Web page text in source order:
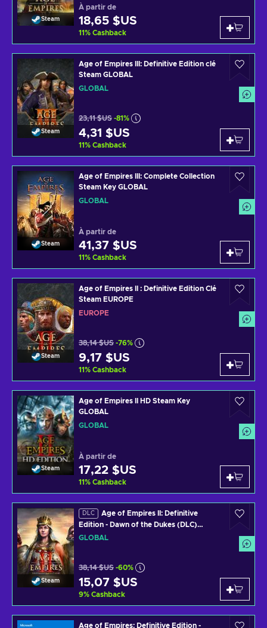
Steam
À partir de
18,65 $US
11% Cashback
Steam
Age of Empires III: Definitive Edition clé
Steam GLOBAL
GLOBAL
23,11 $US -81%
4,31 $US
11% Cashback
Steam
Age of Empires III: Complete Collection
Steam Key GLOBAL
GLOBAL
À partir de
41,37 $US
11% Cashback
Steam
Age of Empires II : Definitive Edition Clé
Steam EUROPE
EUROPE
38,14 $US -76%
9,17 $US
11% Cashback
Steam
Age of Empires II HD Steam Key
GLOBAL
GLOBAL
À partir de
17,22 $US
11% Cashback
Steam
DLC
Age of Empires II: Definitive
Edition - Dawn of the Dukes (DLC)
Steam Key GLOBAL
GLOBAL
38,14 $US -60%
15,07 $US
9% Cashback
Age of Empires: Definitive Edition -